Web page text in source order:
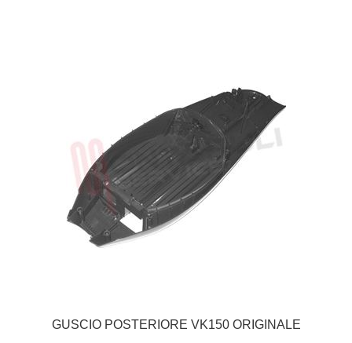
GUSCIO POSTERIORE VK150 ORIGINALE